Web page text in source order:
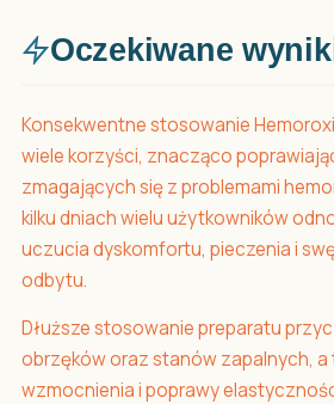
Oczekiwane
Konsekwentne stosowanie
wiele korzyści, znacząco
zmagających się z problemami
kilku dniach wielu użytkowników
uczucia dyskomfortu, pieczenia i
odbytu.
Dłuższe stosowanie preparatu
obrzęków oraz stanów zapalnych, a
wzmocnienia i poprawy